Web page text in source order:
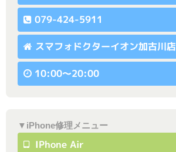
079-424-5911
スマフォドクターイオン加古川店
10:00〜20:00
▼iPhone修理メニュー
IPhone Air